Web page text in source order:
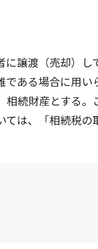
譲渡（売却）し
ある場合に用
続財産とする
は、「相続税